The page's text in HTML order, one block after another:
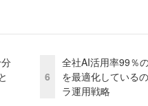
6
全社AI活用率99％
を最適化している
ラ運用戦略